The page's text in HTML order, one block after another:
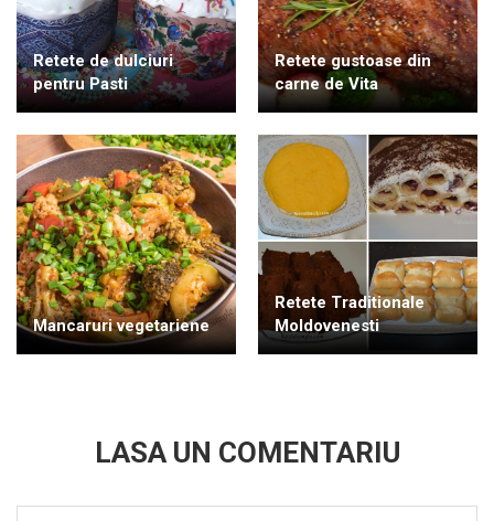
Retete de dulciuri
pentru Pasti
Retete gustoase din
carne de Vita
Mancaruri vegetariene
Retete Traditionale
Moldovenesti
LASA UN COMENTARIU